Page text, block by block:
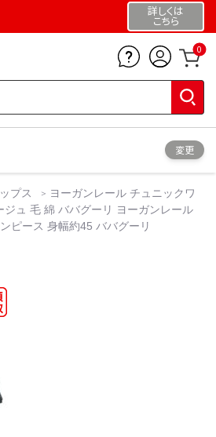
詳しくは
こちら
0
変更
プス
ヨーガンレール チュニックワ
ジュ 毛 綿 ババグーリ ヨーガンレール
ピース 身幅約45 ババグーリ